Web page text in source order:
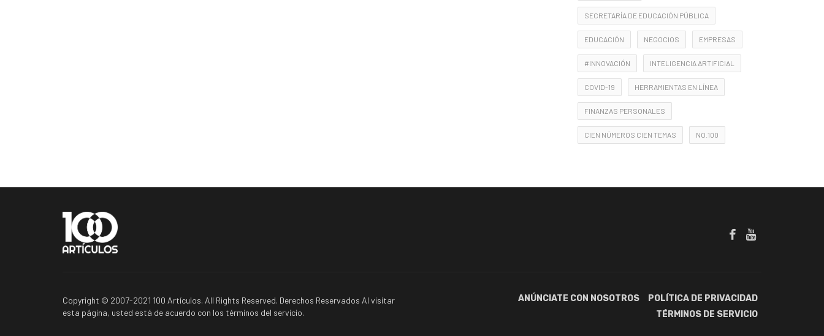
SECRETARÍA DE EDUCACIÓN PÚBLICA
EDUCACIÓN NEGOCIOS EMPRESAS
#INNOVACIÓN INTELIGENCIA ARTIFICIAL
COVID-19 HERRAMIENTAS EN LÍNEA
FINANZAS PERSONALES
CIEN NÚMEROS CIEN TEMAS NO.100
Copyright © 2007-2021 100 Artículos. All Rights Reserved. Derechos Reservados Al visitar
esta página, usted está de acuerdo con los términos del servicio.
ANÚNCIATE CON NOSOTROS
POLÍTICA DE PRIVACIDAD
TÉRMINOS DE SERVICIO